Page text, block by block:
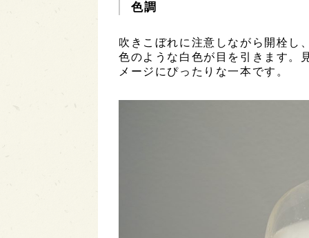
色調
吹きこぼれに注意しながら開栓し
色のような白色が目を引きます。
メージにぴったりな一本です。